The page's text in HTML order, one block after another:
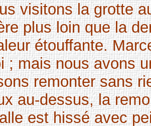
visitons la grotte
plus loin que la
étouffante.
; mais nous avons
remonter sans
au-dessus, la
est hissé avec